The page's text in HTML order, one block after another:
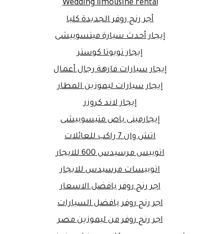
Wedding limousine rental
أجر رنج روفر الجديدة كليا
إيجار أحدث سيارة ميتسوبيشى
إيجار تويوتا كوستر
إيجار سيارات فارهة رجال أعمال
إيجار سيارات ليموزين المطار
إيجار لاند كروزر
إيجارمينى باص متيسوبيشى
اتش وان 7 راكب للعائلات
اتوبيس مرسيدس 600 للايجار
اتوبيسات مرسيدس للايجار
اجر رنج روفر بافضل الاسعار
اجر رنج روفر بافضل السيارات
اجر رنج روفر من ليموزين مصر